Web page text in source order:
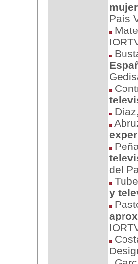
País
del
y